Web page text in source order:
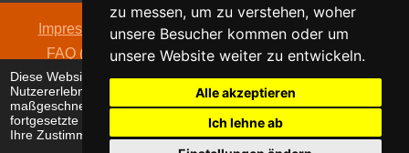
Diese Website verwendet Cookies, um Ihr
Nutzererlebnis zu verbessern und
maßgeschneiderte Anzeigen anzuzeigen. Die
fortgesetzte Nutzung dieser Website bestätigt
Ihre Zustimmung zur Verwendung von Cookies.
zu messen, um zu verstehen, woher
unsere Besucher kommen oder um
unsere Website weiter zu entwickeln.
Alle akzeptieren
Ich lehne ab
Impressum |Datenschutzerklärung|AGB|Kontakt
FAQ (häufig gestellte Fragen)|Hinweispflicht zur
Batterieentsorgung
© 2026 alpha electronic